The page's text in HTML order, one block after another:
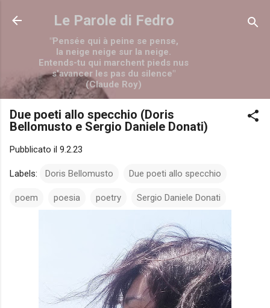
Passa ai contenuti principali
Le Parole di Fedro
"Pensée qui à peine se pense,
la neige neige sur la neige.
Entends-tu qui marchent pieds nus
s'avancer les pas du silence"
(Claude Roy)
Due poeti allo specchio (Doris
Bellomusto e Sergio Daniele Donati)
Pubblicato il 9.2.23
Labels: Doris Bellomusto Due poeti allo specchio
poem poesia poetry Sergio Daniele Donati